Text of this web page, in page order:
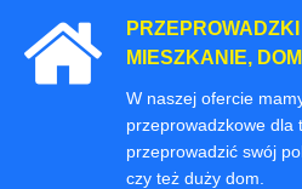
MIESZKANIE, DOM
W naszej ofercie
przeprowadzkowe dla
przeprowadzić swój
czy też duży dom.